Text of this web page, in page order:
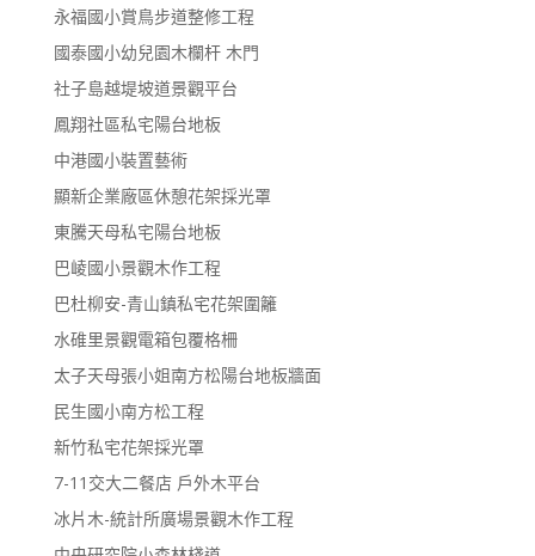
永福國小賞鳥步道整修工程
國泰國小幼兒園木欄杆 木門
社子島越堤坡道景觀平台
鳳翔社區私宅陽台地板
中港國小裝置藝術
顯新企業廠區休憩花架採光罩
東騰天母私宅陽台地板
巴崚國小景觀木作工程
巴杜柳安-青山鎮私宅花架圍籬
水碓里景觀電箱包覆格柵
太子天母張小姐南方松陽台地板牆面
民生國小南方松工程
新竹私宅花架採光罩
7-11交大二餐店 戶外木平台
冰片木-統計所廣場景觀木作工程